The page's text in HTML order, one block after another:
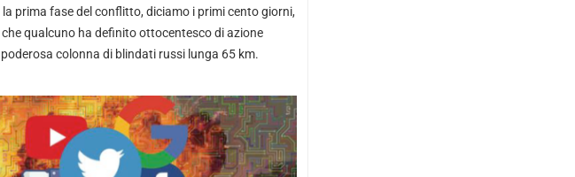
prima fase del conflitto, diciamo i primi cento giorni,
qualcuno ha definito ottocentesco di azione
colonna di blindati russi lunga 65 km.